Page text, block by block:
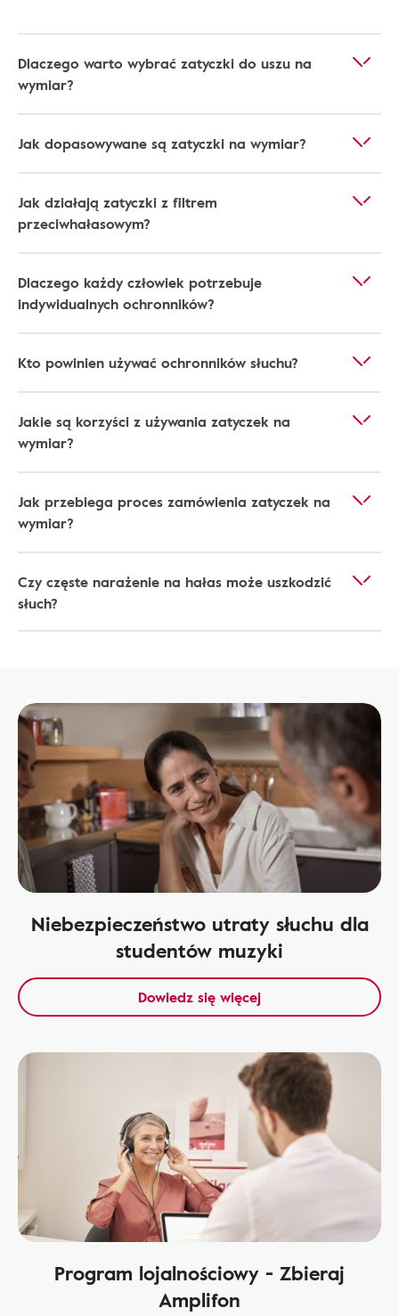
Dlaczego warto wybrać zatyczki do uszu na
wymiar?
Jak dopasowywane są zatyczki na wymiar?
Jak działają zatyczki z filtrem
przeciwhałasowym?
Dlaczego każdy człowiek potrzebuje
indywidualnych ochronników?
Kto powinien używać ochronników słuchu?
Jakie są korzyści z używania zatyczek na
wymiar?
Jak przebiega proces zamówienia zatyczek na
wymiar?
Czy częste narażenie na hałas może uszkodzić
słuch?
Niebezpieczeństwo utraty słuchu dla
studentów muzyki
Dowiedz się więcej
Program lojalnościowy - Zbieraj
Amplifon